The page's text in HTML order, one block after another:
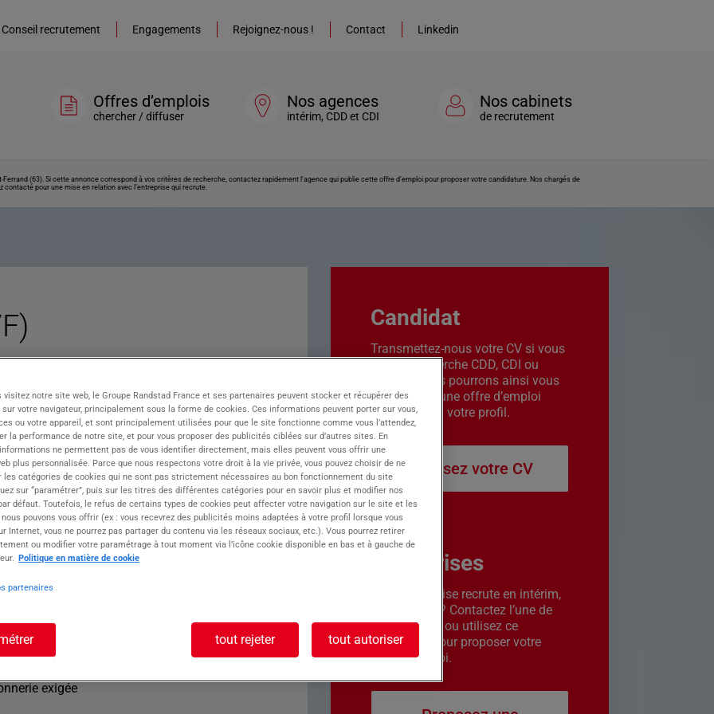
Conseil recrutement Engagements Rejoignez-nous ! Contact Linkedin
Offres d’emplois
chercher / diffuser
Nos agences
intérim, CDD et CDI
Nos cabinets
de recrutement
(63). Si cette annonce correspond à vos critères de recherche, contactez rapidement l’agence qui publie cette offre d’emploi pour proposer votre candidature. Nos chargés de
pour une mise en relation avec l’entreprise qui recrute.
spécialisé en Gros oeuvre sur le bassin
chantiers.
: Maçons H/F
de maçonnerie traditionnelle (agglo,
de sécurité
exigée
Candidat
Transmettez-nous votre CV si vous
êtes en recherche CDD, CDI ou
intérim. Nous pourrons ainsi vous
contacter si une offre d’emploi
correspond à votre profil.
Déposez votre CV
Entreprises
Votre entreprise recrute en intérim,
CDD ou CDI ? Contactez l’une de
nos agences ou utilisez ce
formulaire pour proposer votre
offre d’emploi.
visitez notre site web, le Groupe Randstad France et ses partenaires peuvent stocker et récupérer des
votre navigateur, principalement sous la forme de cookies. Ces informations peuvent porter sur vous,
ou votre appareil, et sont principalement utilisées pour que le site fonctionne comme vous l’attendez,
la performance de notre site, et pour vous proposer des publicités ciblées sur d’autres sites. En
ne permettent pas de vous identifier directement, mais elles peuvent vous offrir une
plus personnalisée. Parce que nous respectons votre droit à la vie privée, vous pouvez choisir de ne
les catégories de cookies qui ne sont pas strictement nécessaires au bon fonctionnement du site
sur “paramétrer”, puis sur les titres des différentes catégories pour en savoir plus et modifier nos
défaut. Toutefois, le refus de certains types de cookies peut affecter votre navigation sur le site et les
pouvons vous offrir (ex : vous recevrez des publicités moins adaptées à votre profil lorsque vous
Internet, vous ne pourrez pas partager du contenu via les réseaux sociaux, etc.). Vous pourrez retirer
ou modifier votre paramétrage à tout moment via l’icône cookie disponible en bas et à gauche de
Politique en matière de cookie
partenaires
tout rejeter tout autoriser